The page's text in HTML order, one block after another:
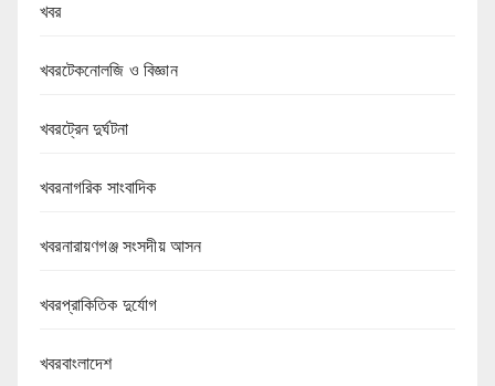
খবর
খবরটেকনোলজি ও বিজ্ঞান
খবরট্রেন দুর্ঘটনা
খবরনাগরিক সাংবাদিক
খবরনারায়ণগঞ্জ সংসদীয় আসন
খবরপ্রাকিতিক দুর্যোগ
খবরবাংলাদেশ